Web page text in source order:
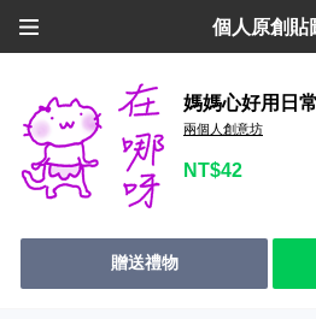
個人原創貼
媽媽心好用日
兩個人創意坊
NT$42
贈送禮物